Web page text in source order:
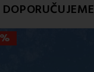
DOPORUČUJEME